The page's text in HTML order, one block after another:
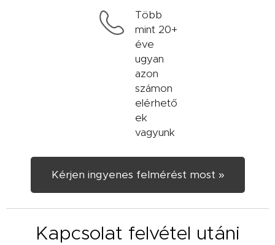
Több
mint 20+
éve
ugyan
azon
számon
elérhető
ek
vagyunk
Kérjen ingyenes felmérést most »
Kapcsolat felvétel utáni